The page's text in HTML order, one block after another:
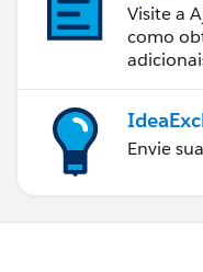
Visite a
como
Envie